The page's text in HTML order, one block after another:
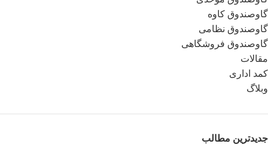
گاوصندوق کاوه
گاوصندوق نظامی
گاوصندوق فروشگاهی
مقالات
کمد اداری
وبلاگ
جدیدترین مطالب